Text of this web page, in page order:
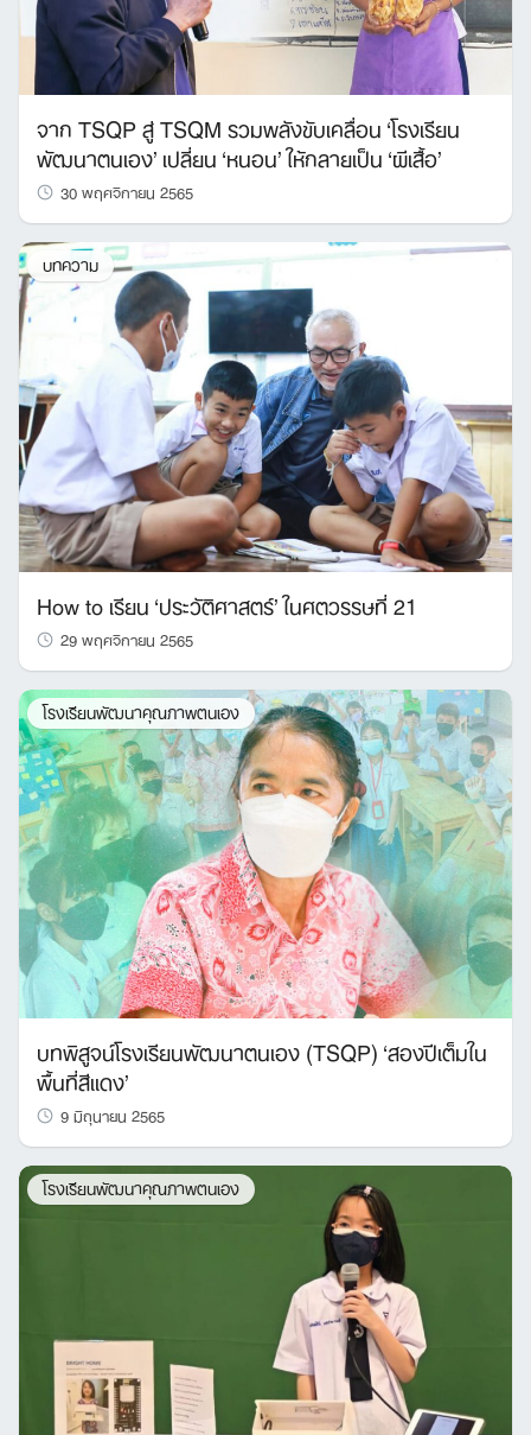
Search
for:
จาก TSQP สู่ TSQM รวมพลังขับเคลื่อน ‘โรงเรียน
พัฒนาตนเอง’ เปลี่ยน ‘หนอน’ ให้กลายเป็น ‘ผีเสื้อ’
30 พฤศจิกายน 2565
บทความ
​​How to เรียน ‘ประวัติศาสตร์’ ในศตวรรษที่ 21
29 พฤศจิกายน 2565
โรงเรียนพัฒนาคุณภาพตนเอง
บทพิสูจน์โรงเรียนพัฒนาตนเอง (TSQP) ‘สองปีเต็มใน
พื้นที่สีแดง’
9 มิถุนายน 2565
โรงเรียนพัฒนาคุณภาพตนเอง